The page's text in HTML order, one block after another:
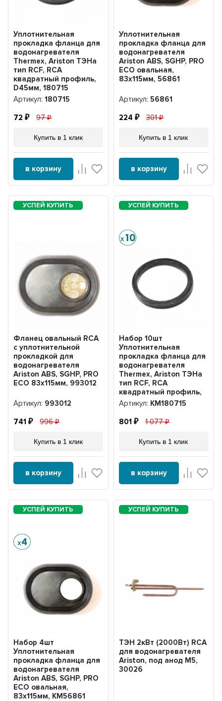
Уплотнительная
прокладка фланца для
водонагревателя
Thermex, Ariston ТЭНа
тип RCF, RCA
квадратный профиль,
D45мм, 180715
Артикул:180715
72 97
Купить в 1 клик
в корзину
Уплотнительная
прокладка фланца для
водонагревателя
Ariston ABS, SGHP, PRO
ECO овальная,
83х115мм, 56861
Артикул: 56861
224 301
Купить в 1 клик
в корзину
Фланец овальный RCA
с уплотнительной
прокладкой для
водонагревателя
Ariston ABS, SGHP, PRO
ECO 83х115мм, 993012
Артикул: 993012
741 996
Купить в 1 клик
в корзину
Набор 10шт
Уплотнительная
прокладка фланца для
водонагревателя
Thermex, Ariston ТЭНа
тип RCF, RCA
квадратный профиль,
D45мм, KM180715
Артикул: KM180715
801 1 077
Купить в 1 клик
в корзину
Набор 4шт
Уплотнительная
прокладка фланца для
водонагревателя
Ariston ABS, SGHP, PRO
ECO овальная,
83х115мм, KM56861
ТЭН 2кВт (2000Вт) RCA
для водонагревателя
Ariston, под анод М5,
30026